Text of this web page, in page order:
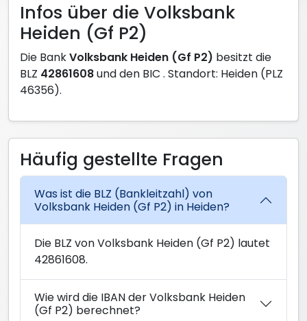
Infos über die Volksbank
Heiden (Gf P2)
Die BankVolksbank Heiden (Gf P2) besitzt die
BLZ 42861608und den BIC . Standort: Heiden (PLZ
46356).
Häufig gestellte Fragen
Was ist die BLZ (Bankleitzahl) von
Volksbank Heiden (Gf P2) in Heiden?
Die BLZ von Volksbank Heiden (Gf P2) lautet
42861608.
Wie wird die IBAN der Volksbank Heiden
(Gf P2) berechnet?